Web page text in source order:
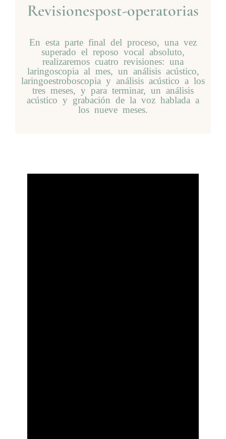
Revisionespost-operatorias
En esta parte final del proceso, una vez
superado el reposo vocal absoluto,
realizaremos cuatro revisiones: una
laringoscopia al mes, un análisis acústico,
laringoestroboscopia y análisis acústico a los
tres meses, y para terminar, un análisis
acústico y grabación de la voz hablada a
los nueve meses.